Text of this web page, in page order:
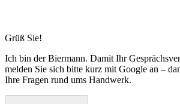
Grüß Sie!
Ich bin der Biermann. Damit Ihr
melden Sie sich bitte kurz mit Google an –
Ihre Fragen rund ums Handwerk.